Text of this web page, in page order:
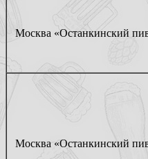
Москва «Останкинский
Москва «Останкинский